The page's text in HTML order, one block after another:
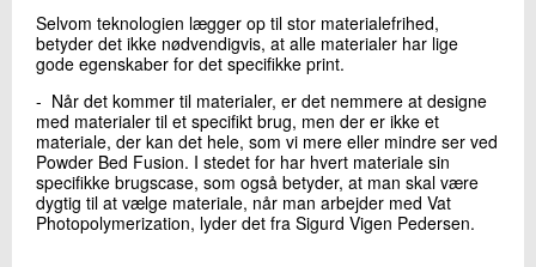
Selvom teknologien lægger op til stor materialefrihed,
betyder det ikke nødvendigvis, at alle materialer har lige
gode egenskaber for det specifikke print.
- Når det kommer til materialer, er det nemmere at designe
med materialer til et specifikt brug, men der er ikke et
materiale, der kan det hele, som vi mere eller mindre ser ved
Powder Bed Fusion. I stedet for har hvert materiale sin
specifikke brugscase, som også betyder, at man skal være
dygtig til at vælge materiale, når man arbejder med Vat
Photopolymerization, lyder det fra Sigurd Vigen Pedersen.